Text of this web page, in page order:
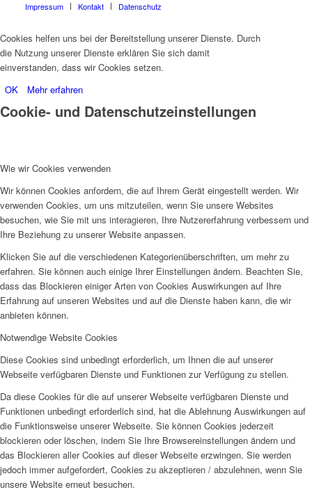
Impressum
Kontakt Datenschutz
Cookies helfen uns bei der Bereitstellung unserer Dienste. Durch
die Nutzung unserer Dienste erklären Sie sich damit
einverstanden, dass wir Cookies setzen.
OK
Mehr erfahren
Cookie- und Datenschutzeinstellungen
Wie wir Cookies verwenden
Wir können Cookies anfordern, die auf Ihrem Gerät eingestellt werden. Wir
verwenden Cookies, um uns mitzuteilen, wenn Sie unsere Websites
besuchen, wie Sie mit uns interagieren, Ihre Nutzererfahrung verbessern und
Ihre Beziehung zu unserer Website anpassen.
Klicken Sie auf die verschiedenen Kategorienüberschriften, um mehr zu
erfahren. Sie können auch einige Ihrer Einstellungen ändern. Beachten Sie,
dass das Blockieren einiger Arten von Cookies Auswirkungen auf Ihre
Erfahrung auf unseren Websites und auf die Dienste haben kann, die wir
anbieten können.
Notwendige Website Cookies
Diese Cookies sind unbedingt erforderlich, um Ihnen die auf unserer
Webseite verfügbaren Dienste und Funktionen zur Verfügung zu stellen.
Da diese Cookies für die auf unserer Webseite verfügbaren Dienste und
Funktionen unbedingt erforderlich sind, hat die Ablehnung Auswirkungen auf
die Funktionsweise unserer Webseite. Sie können Cookies jederzeit
blockieren oder löschen, indem Sie Ihre Browsereinstellungen ändern und
das Blockieren aller Cookies auf dieser Webseite erzwingen. Sie werden
jedoch immer aufgefordert, Cookies zu akzeptieren / abzulehnen, wenn Sie
unsere Website erneut besuchen.